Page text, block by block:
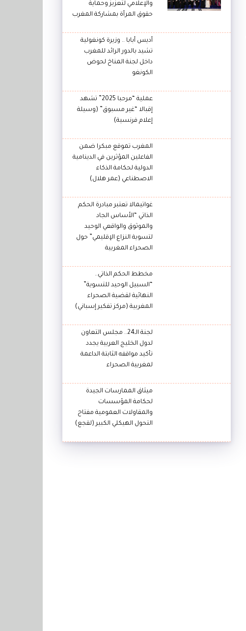
والإعلامي لتعزيز وحماية
حقوق المرأة بمشاركة المغرب
أديس أبابا .. وزيرة كونغولية
تشيد بالدور الرائد للمغرب
داخل لجنة المناخ لحوض
الكونغو
عملية “مرحبا 2025” تشهد
إقبالا “غير مسبوق” (وسيلة
إعلام فرنسية)
المغرب تموقع مبكرا ضمن
الفاعلين المؤثرين في الدينامية
الدولية لحكامة الذكاء
الاصطناعي (عمر هلال)
غواتيمالا تعتبر مبادرة الحكم
الذاتي “الأساس الجاد
والموثوق والواقعي الوحيد
لتسوية النزاع الإقليمي” حول
الصحراء المغربية
مخطط الحكم الذاتي..
“السبيل الوحيد للتسوية”
النهائية لقضية الصحراء
المغربية (مركز تفكير إسباني)
لجنة الـ24.. مجلس التعاون
لدول الخليج العربية يجدد
تأكيد مواقفه الثابتة الداعمة
لمغربية الصحراء
ميثاق الممارسات الجيدة
لحكامة المؤسسات
والمقاولات العمومية مفتاح
التحول الهيكلي الكبير (لقجع)